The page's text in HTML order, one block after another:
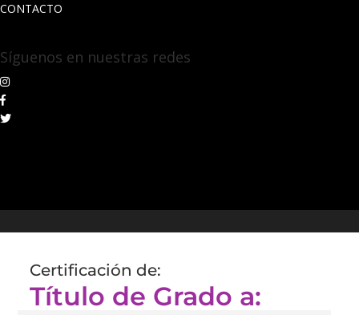
CONTACTO
Síguenos en nuestras redes
Certificación de:
Título de Grado a: